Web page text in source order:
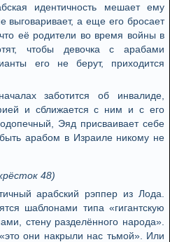
идентичность мешает ему
выговаривает, а еще его бросает
её родители во время войны в
чтобы девочка с арабами
его не берут, приходится
заботится об инвалиде,
и сближается с ним и с его
Эяд присваивает себе
арабом в Израиле никому не
48)
арабский рэппер из Лода.
шаблонами типа «гигантскую
стену разделённого народа».
они накрыли нас тьмой». Или